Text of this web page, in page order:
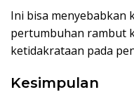
Ini bisa menyebabkan
pertumbuhan rambut
ketidakrataan pada
Kesimpulan